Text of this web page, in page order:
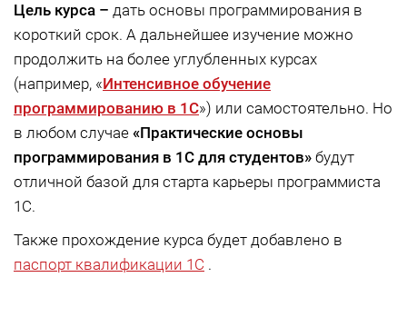
Цель курса – дать основы программирования в
короткий срок. А дальнейшее изучение можно
продолжить на более углубленных курсах
(например, «Интенсивное обучение
программированию в 1С») или самостоятельно. Но
в любом случае «Практические основы
программирования в 1С для студентов» будут
отличной базой для старта карьеры программиста
1С.
Также прохождение курса будет добавлено в
паспорт квалификации 1С .